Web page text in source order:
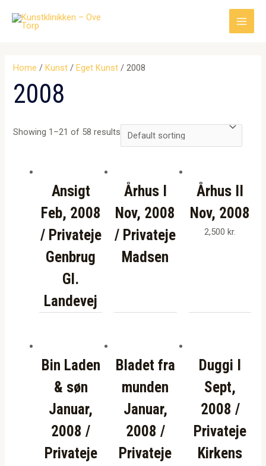
Main
Home /Kunst /Eget Kunst / 2008
2008
Showing 1–21 of 58 results
Ansigt
Feb, 2008
/ Privateje
Genbrug
Gl.
Landevej
Århus I
Nov, 2008
/ Privateje
Madsen
Århus II
Nov, 2008
2,500kr.
Bin Laden
& søn
Januar,
2008 /
Privateje
Bladet fra
munden
Januar,
2008 /
Privateje
Duggi I
Sept,
2008 /
Privateje
Kirkens